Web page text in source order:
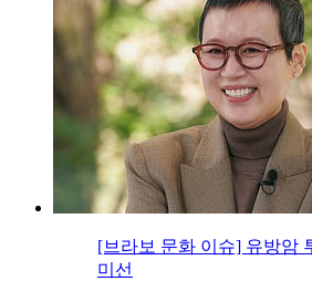
[브라보 문화 이슈] 유방암
미선